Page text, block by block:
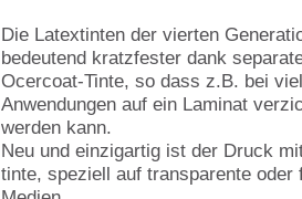
Die Latextinten der vierten
bedeutend kratzfester dank
Ocercoat-Tinte, so dass z.B. bei
Anwendungen auf ein Laminat
werden kann.
Neu und einzigartig ist der Druck
tinte, speziell auf transparente oder